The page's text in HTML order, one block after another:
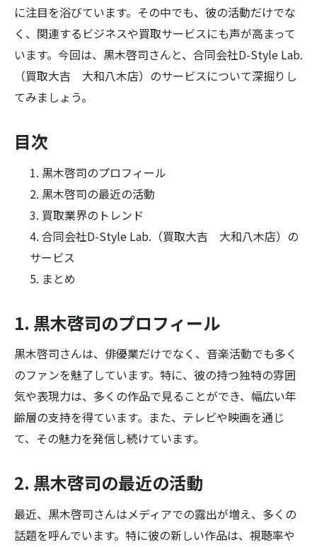
に注目を浴びています。その中でも、彼の活動だけでな
く、関連するビジネスや買取サービスにも声が高まって
います。今回は、黒木啓司さんと、合同会社D-Style Lab.
（買取大吉 大和八木店）のサービスについて深掘りし
てみましょう。
目次
黒木啓司のプロフィール
黒木啓司の最近の活動
買取業界のトレンド
合同会社D-Style Lab.（買取大吉 大和八木店）の
サービス
まとめ
1. 黒木啓司のプロフィール
黒木啓司さんは、俳優業だけでなく、音楽活動でも多く
のファンを魅了しています。特に、彼の持つ独特の雰囲
気や表現力は、多くの作品で見ることができ、幅広い年
齢層の支持を得ています。また、テレビや映画を通じ
て、その魅力を発信し続けています。
2. 黒木啓司の最近の活動
最近、黒木啓司さんはメディアでの露出が増え、多くの
話題を呼んでいます。特に彼の新しい作品は、視聴率や